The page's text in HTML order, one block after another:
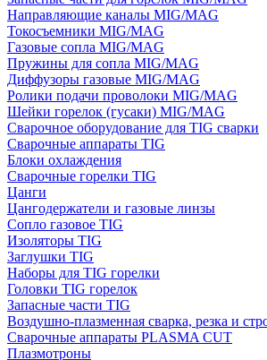
Направляющие каналы MIG/MAG
Токосъемники MIG/MAG
Газовые сопла MIG/MAG
Пружины для сопла MIG/MAG
Диффузоры газовые MIG/MAG
Ролики подачи проволоки MIG/MAG
Шейки горелок (гусаки) MIG/MAG
Сварочное оборудование для TIG сварки
Сварочные аппараты TIG
Блоки охлаждения
Сварочные горелки TIG
Цанги
Цангодержатели и газовые линзы
Сопло газовое TIG
Изоляторы TIG
Заглушки TIG
Наборы для TIG горелки
Головки TIG горелок
Запасные части TIG
Воздушно-плазменная сварка, резка и
Сварочные аппараты PLASMA CUT
Плазмотроны